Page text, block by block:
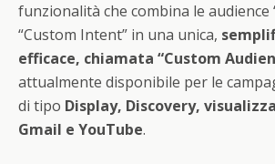
funzionalità che combina le audience
“Custom Intent” in una unica,
efficace, chiamata “Custom
attualmente disponibile per le
di tipo Display, Discovery,
Gmail e YouTube.